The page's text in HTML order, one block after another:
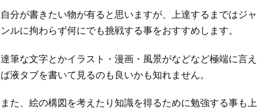
自分が書きたい物が有ると思いますが、上達するまではジャ
ンルに拘わらず何にでも挑戦する事をおすすめします。
達筆な文字とかイラスト・漫画・風景がなどなど極端に言え
ば液タブを書いて見るのも良いかも知れません。
また、絵の構図を考えたり知識を得るために勉強する事も上